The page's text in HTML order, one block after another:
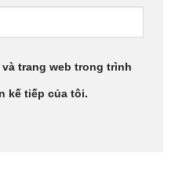
trang web trong trình
kế tiếp của tôi.